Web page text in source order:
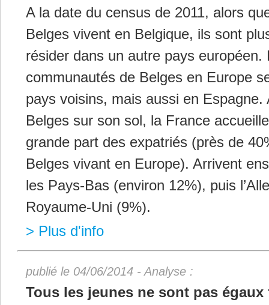
A la date du census de 2011, alors
Belges vivent en Belgique, ils sont
résider dans un autre pays européen.
communautés de Belges en Europe
pays voisins, mais aussi en Espagne.
Belges sur son sol, la France
grande part des expatriés (près de
Belges vivant en Europe). Arrivent
les Pays-Bas (environ 12%), puis
Royaume-Uni (9%).
> Plus d'info
publié le 04/06/2014 - Analyse :
Tous les jeunes ne sont pas égaux